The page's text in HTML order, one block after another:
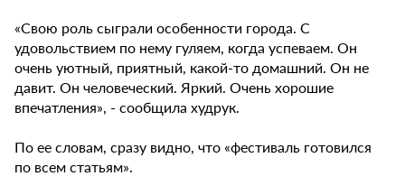
«Свою роль сыграли особенности города. С
удовольствием по нему гуляем, когда успеваем. Он
очень уютный, приятный, какой-то домашний. Он не
давит. Он человеческий. Яркий. Очень хорошие
впечатления», - сообщила худрук.
По ее словам, сразу видно, что «фестиваль готовился
по всем статьям».